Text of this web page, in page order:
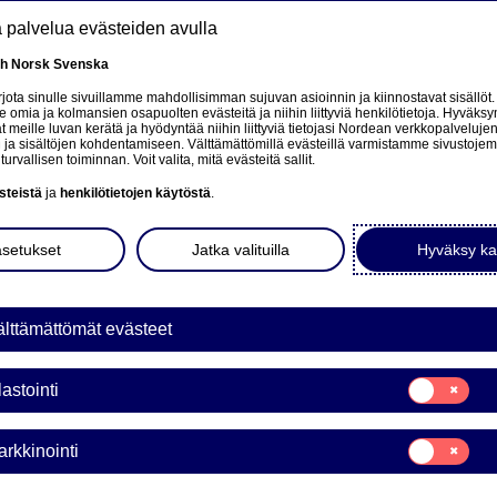
- onko tämä uusi
hetkellä yksi puhutuimmista teemoista
yritysten strategioissa ja sijoittajien kiinnostuksessa.
kysymys: olemmeko todistamassa aitoa
muodostamassa uutta kuplaa?
palvelua evästeiden avulla
Norsk Svenska
sinulle sivuillamme mahdollisimman sujuvan asioinnin ja kiinnostavat sisällöt.
omia ja kolmansien osapuolten evästeitä ja niihin liittyviä henkilötietoja.
meille luvan kerätä ja hyödyntää niihin liittyviä tietojasi Nordean verkkopalvelujen
ja sisältöjen kohdentamiseen. Välttämättömillä evästeillä varmistamme
toiminnan. Voit valita, mitä evästeitä sallit.
ja henkilötietojen käytöstä.
Hyväksy
Jatka valituilla
evästeet
Tilastointi
Markkinointi